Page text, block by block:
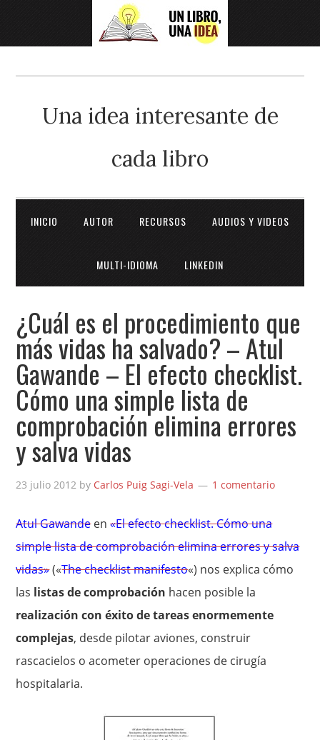
Una idea interesante de
cada libro
INICIO AUTOR RECURSOS AUDIOS Y VIDEOS
MULTI-IDIOMA LINKEDIN
¿Cuál es el procedimiento que
más vidas ha salvado? – Atul
Gawande – El efecto checklist.
Cómo una simple lista de
comprobación elimina errores
y salva vidas
23 julio 2012 by Carlos Puig Sagi-Vela 1 comentario
Atul Gawandeen«El efecto checklist. Cómo una
simple lista de comprobación elimina errores y salva
vidas»(«The checklist manifesto«) nos explica cómo
las listas de comprobación hacen posible la
realización con éxito de tareas enormemente
complejas, desde pilotar aviones, construir
rascacielos o acometer operaciones de cirugía
hospitalaria.